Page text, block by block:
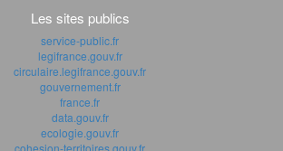
Les sites publics
service-public.fr
legifrance.gouv.fr
circulaire.legifrance.gouv.fr
gouvernement.fr
france.fr
data.gouv.fr
ecologie.gouv.fr
cohesion-territoires.gouv.fr